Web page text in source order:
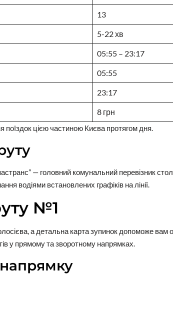
13
5-22 хв
05:55 – 23:17
05:55
23:17
8 грн
цією частиною Києва протягом дня.
— головний комунальний перевізник
водіями встановлених графіків на лінії.
№1
а детальна карта зупинок допоможе вам
у прямому та зворотному напрямках.